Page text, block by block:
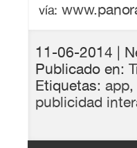
vía:
11-06-2014 |
Publicado en:
Etiquetas: app,
publicidad